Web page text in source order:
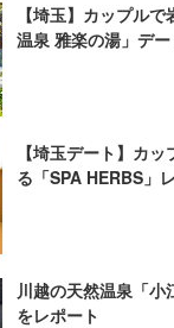
【埼玉】カップル
温泉 雅楽の湯」デー
【埼玉デート】カ
る「SPA HERBS」
川越の天然温泉「小
をレポート